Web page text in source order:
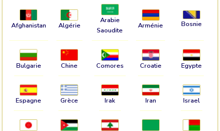
Afghanistan Algérie
Arabie
Saoudite
Arménie Bosnie
Bulgarie Chine Comores Croatie Egypte
Espagne Grèce Irak Iran Israel